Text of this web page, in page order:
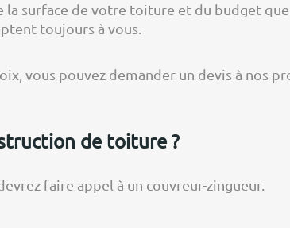
la surface de votre toiture et du budget
toujours à vous.
vous pouvez demander un devis à nos
de toiture ?
faire appel à un couvreur-zingueur.